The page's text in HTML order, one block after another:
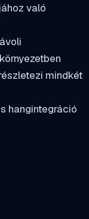
való
mindkét
hangintegráció